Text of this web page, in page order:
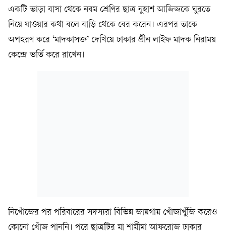
একটি ভাড়া বাসা থেকে নবম শ্রেণির ছাত্র নুহাশ আজিজকে ঘুরতে
নিয়ে যাওয়ার কথা বলে বাড়ি থেকে বের করেন। এরপর তাকে
অপহরণ করে ‘মাদকাসক্ত’ দেখিয়ে ঢাকার গ্রীন লাইফ মাদক নিরাময়
কেন্দ্রে ভর্তি করে রাখেন।
নিখোঁজের পর পরিবারের সদস্যরা বিভিন্ন জায়গায় খোঁজাখুঁজি করেও
কোনো খোঁজ পাননি। পরে ছাত্রটির মা শামীমা আফরোজ ঢাকার